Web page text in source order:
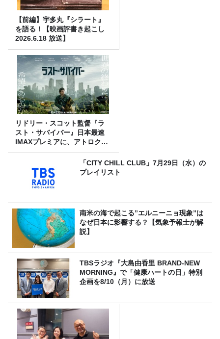
【前編】宇多丸『シラート』
を語る！【映画評書き起こし
2026.6.18 放送】
リドリー・スコット監督『ラ
スト・サバイバー』日本最速
IMAXプレミアに、アトロクリ
スナー60名をご招待！
「CITY CHILL CLUB」7月29日（水）の
プレイリスト
南米の海で起こる”エルニーニョ現象”は
なぜ日本に影響する？【気象予報士が解
説】
TBSラジオ『大島由香里 BRAND-NEW
MORNING』で「健康ハートの日」特別
企画を8/10（月）に放送